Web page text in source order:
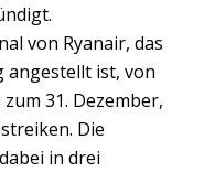
von Ryanair, das
angestellt ist, von
31. Dezember,
Die
in drei